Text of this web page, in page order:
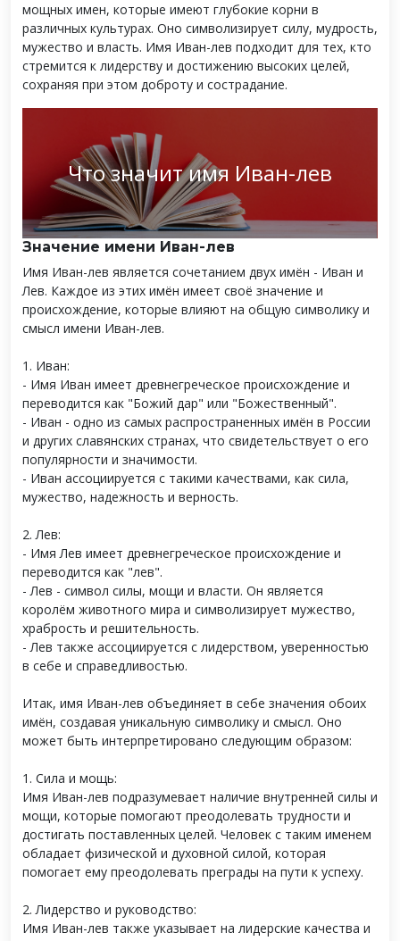
мощных имен, которые имеют глубокие корни в
различных культурах. Оно символизирует силу, мудрость,
мужество и власть. Имя Иван-лев подходит для тех, кто
стремится к лидерству и достижению высоких целей,
сохраняя при этом доброту и сострадание.
Что значит имя Иван-лев
Значение имени Иван-лев
Имя Иван-лев является сочетанием двух имён - Иван и
Лев. Каждое из этих имён имеет своё значение и
происхождение, которые влияют на общую символику и
смысл имени Иван-лев.
1. Иван:
- Имя Иван имеет древнегреческое происхождение и
переводится как "Божий дар" или "Божественный".
- Иван - одно из самых распространенных имён в России
и других славянских странах, что свидетельствует о его
популярности и значимости.
- Иван ассоциируется с такими качествами, как сила,
мужество, надежность и верность.
2. Лев:
- Имя Лев имеет древнегреческое происхождение и
переводится как "лев".
- Лев - символ силы, мощи и власти. Он является
королём животного мира и символизирует мужество,
храбрость и решительность.
- Лев также ассоциируется с лидерством, уверенностью
в себе и справедливостью.
Итак, имя Иван-лев объединяет в себе значения обоих
имён, создавая уникальную символику и смысл. Оно
может быть интерпретировано следующим образом:
1. Сила и мощь:
Имя Иван-лев подразумевает наличие внутренней силы и
мощи, которые помогают преодолевать трудности и
достигать поставленных целей. Человек с таким именем
обладает физической и духовной силой, которая
помогает ему преодолевать преграды на пути к успеху.
2. Лидерство и руководство:
Имя Иван-лев также указывает на лидерские качества и